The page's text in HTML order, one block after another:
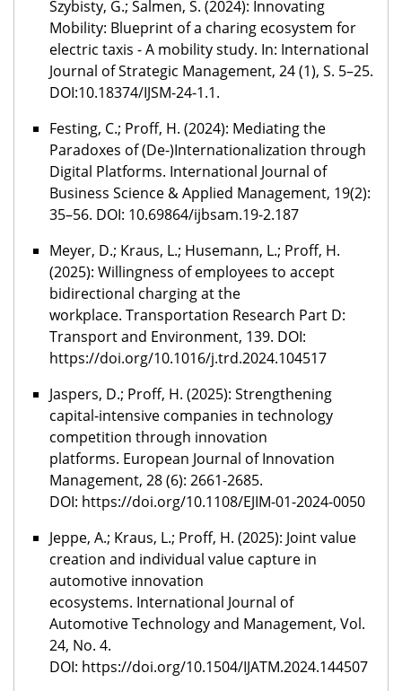
Szybisty, G.; Salmen, S. (2024): Innovating
Mobility: Blueprint of a charing ecosystem for
electric taxis - A mobility study. In: International
Journal of Strategic Management, 24 (1), S. 5–25.
DOI:10.18374/IJSM-24-1.1.
Festing, C.; Proff, H. (2024): Mediating the
Paradoxes of (De-)Internationalization through
Digital Platforms. International Journal of
Business Science & Applied Management, 19(2):
35–56. DOI: 10.69864/ijbsam.19-2.187
Meyer, D.; Kraus, L.; Husemann, L.; Proff, H.
(2025): Willingness of employees to accept
bidirectional charging at the
workplace. Transportation Research Part D:
Transport and Environment, 139. DOI:
https://doi.org/10.1016/j.trd.2024.104517
Jaspers, D.; Proff, H. (2025): Strengthening
capital-intensive companies in technology
competition through innovation
platforms. European Journal of Innovation
Management, 28 (6): 2661-2685.
DOI: https://doi.org/10.1108/EJIM-01-2024-0050
Jeppe, A.; Kraus, L.; Proff, H. (2025): Joint value
creation and individual value capture in
automotive innovation
ecosystems. International Journal of
Automotive Technology and Management, Vol.
24, No. 4.
DOI: https://doi.org/10.1504/IJATM.2024.144507